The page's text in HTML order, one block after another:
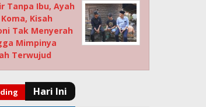
Tanpa Ibu, Ayah
Kisah
Tak Menyerah
Mimpinya
Terwujud